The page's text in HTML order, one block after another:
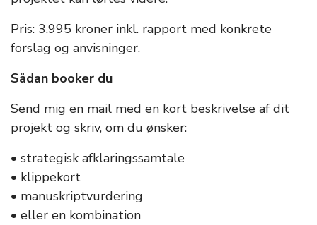
Pris: 3.995 kroner inkl. rapport med konkrete
forslag og anvisninger.
Sådan booker du
Send mig en mail med en kort beskrivelse af dit
projekt og skriv, om du ønsker:
• strategisk afklaringssamtale
• klippekort
• manuskriptvurdering
• eller en kombination